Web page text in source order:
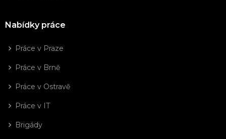
Nabídky práce
Práce v Praze
Práce v Brně
Práce v Ostravě
Práce v IT
Brigády